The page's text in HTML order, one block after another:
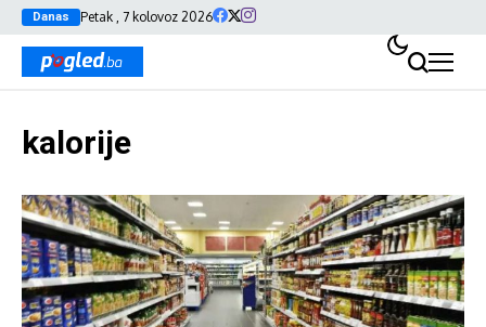
Danas Petak , 7 kolovoz 2026
kalorije